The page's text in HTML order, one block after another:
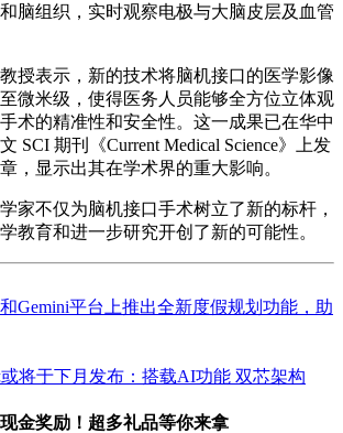
脑组织，实时观察电极与大脑皮层及血管
授表示，新的技术将脑机接口的医学影像
微米级，使得医务人员能够全方位立体观
术的精准性和安全性。这一成果已在华中
SCI 期刊《Current Medical Science》上发
，显示出其在学术界的重大影响。
家不仅为脑机接口手术树立了新的标杆，
教育和进一步研究开创了新的可能性。
Gemini平台上推出全新度假规划功能，助
将于下月发布：搭载AI功能 双芯架构
金奖励！超多礼品等你来拿